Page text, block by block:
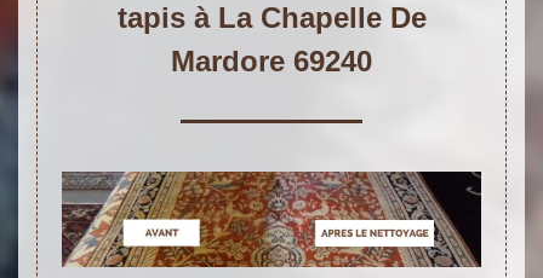
tapis à La Chapelle De
Mardore 69240